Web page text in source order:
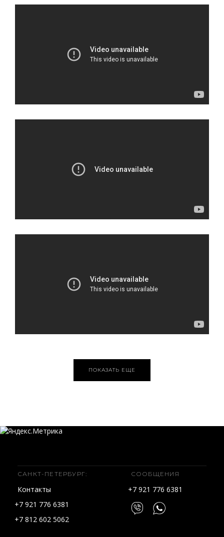
ПОКАЗАТЬ ЕЩЕ
САНКТ-ПЕТЕРБУРГ:
Контакты
+7 921 776 6381
+7 812 602 5062
СООБЩЕНИЯ
+7 921 776 6381